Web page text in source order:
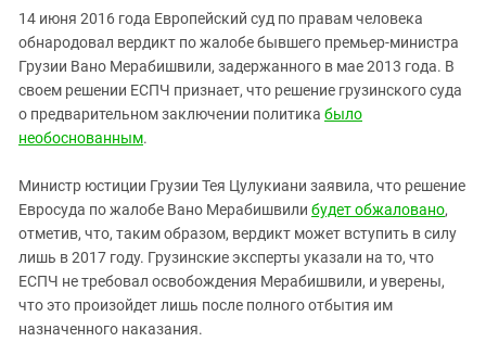
14 июня 2016 года Европейский суд по правам человека
обнародовал вердикт по жалобе бывшего премьер-министра
Грузии Вано Мерабишвили, задержанного в мае 2013 года. В
своем решении ЕСПЧ признает, что решение грузинского суда
о предварительном заключении политика было
необоснованным.
Министр юстиции Грузии Тея Цулукиани заявила, что решение
Евросуда по жалобе Вано Мерабишвили будет обжаловано,
отметив, что, таким образом, вердикт может вступить в силу
лишь в 2017 году. Грузинские эксперты указали на то, что
ЕСПЧ не требовал освобождения Мерабишвили, и уверены,
что это произойдет лишь после полного отбытия им
назначенного наказания.